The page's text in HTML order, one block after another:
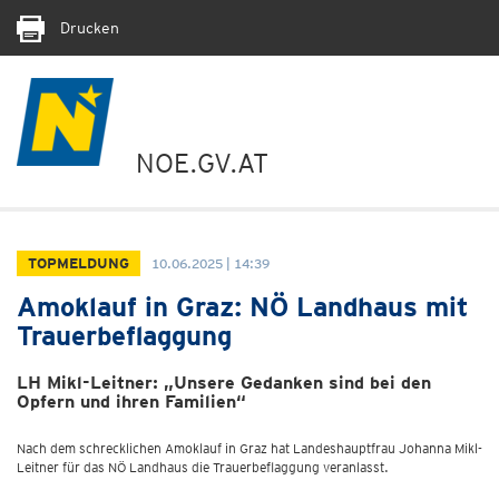
Drucken
NOE.GV.AT
TOPMELDUNG 10.06.2025 | 14:39
Amoklauf in Graz: NÖ Landhaus mit
Trauerbeflaggung
LH Mikl-Leitner: „Unsere Gedanken sind bei den
Opfern und ihren Familien“
Nach dem schrecklichen Amoklauf in Graz hat Landeshauptfrau Johanna Mikl-
Leitner für das NÖ Landhaus die Trauerbeflaggung veranlasst.